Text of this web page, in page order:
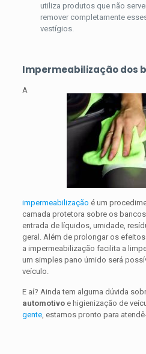
utiliza produtos que não
remover completamente
vestígios.
Impermeabilização dos
A
impermeabilização é um
camada protetora sobre os
entrada de líquidos, umidade,
geral. Além de prolongar os
a impermeabilização facilita a
um simples pano úmido será
veículo.
E aí? Ainda tem alguma dúvida
automotivoe higienização de
gente, estamos pronto para